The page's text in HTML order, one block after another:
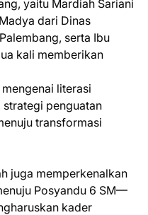
yaitu Mardiah Sariani
dari Dinas
serta Ibu
kali memberikan
literasi
penguatan
transformasi
juga memperkenalkan
Posyandu 6 SM—
kader